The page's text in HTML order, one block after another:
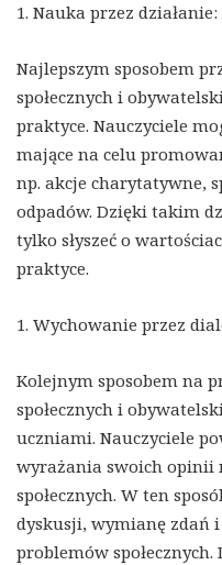
1. Nauka przez działanie:
Najlepszym sposobem
społecznych i
praktyce. Nauczyciele
mające na celu
np. akcje charytatywne,
odpadów. Dzięki takim
tylko słyszeć o
praktyce.
1. Wychowanie przez
Kolejnym sposobem na
społecznych i
uczniami. Nauczyciele
wyrażania swoich opinii
społecznych. W ten
dyskusji, wymianę zdań
problemów